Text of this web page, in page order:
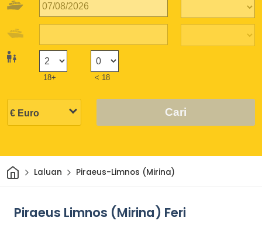
18+ < 18
Cari
Rumah
Laluan Piraeus-Limnos (Mirina)
Piraeus Limnos (Mirina) Feri